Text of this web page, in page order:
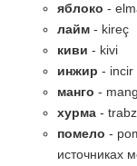
яблоко -
лайм - kireç
киви - kivi
инжир - incir
манго -
хурма -
помело -
источниках